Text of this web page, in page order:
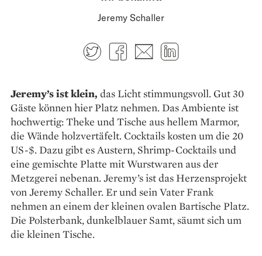
Jeremy Schaller
TwitterFacebook
E-mail
Jeremy’s ist klein, das Licht stimmungsvoll. Gut 30
Gäste können hier Platz nehmen. Das Ambiente ist
hochwertig: Theke und Tische aus hellem Marmor,
die Wände holzvertäfelt. Cocktails kosten um die 20
US-$. Dazu gibt es Austern, Shrimp-Cocktails und
eine gemischte Platte mit Wurstwaren aus der
Metzgerei neben­an. Jeremy’s ist das Herzensprojekt
von Jeremy Schaller. Er und sein Vater Frank
nehmen an einem der kleinen ovalen Bartische Platz.
Die Polsterbank, dunkelblauer Samt, säumt sich um
die kleinen Tische.